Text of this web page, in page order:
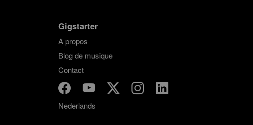
Gigstarter
A propos
Blog de musique
Contact
Nederlands